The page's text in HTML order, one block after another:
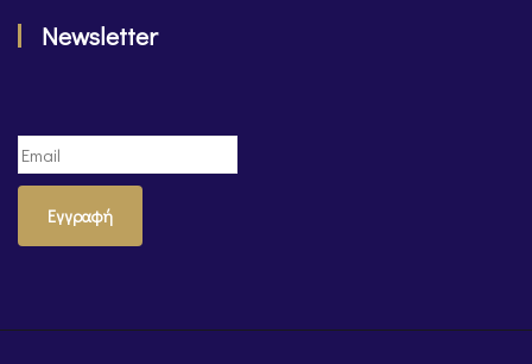
Newsletter
Εγγραφή